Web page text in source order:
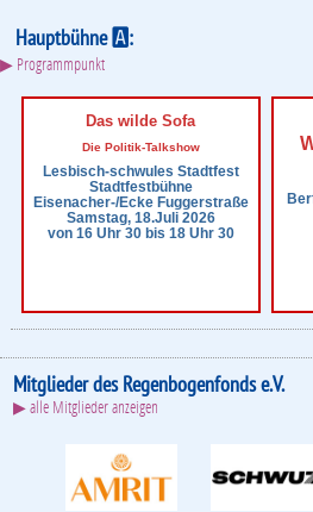
HauptbühneA:
▶ Programmpunkt
Das wilde Sofa
Die Politik-Talkshow
Lesbisch-schwules Stadtfest
Stadtfestbühne
Eisenacher-/Ecke Fuggerstraße
Samstag, 18.Juli 2026
von 16 Uhr 30 bis 18 Uhr 30
Mitglieder des Regenbogenfonds e.V.
▶ alle Mitglieder anzeigen